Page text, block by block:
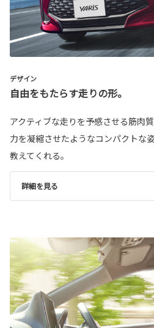
デザイン
自由をもたらす走りの形。
アクティブな走りを予感させる筋肉
力を凝縮させたようなコンパクトな
教えてくれる。
詳細を見る